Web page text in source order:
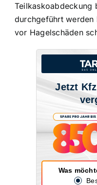
Teilkaskoabdeckung
durchgeführt werden
vor Hagelschäden
Jetzt
Was